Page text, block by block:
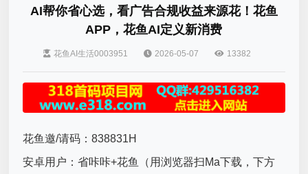
AI帮你省心选，看广告合规收益来源花！花鱼
APP，花鱼AI定义新消费
花鱼AI生活0003951 2026-05-07 13382
花鱼邀/请码：838831H
安卓用户：省咔咔+花鱼（用浏览器扫Ma下载，下方